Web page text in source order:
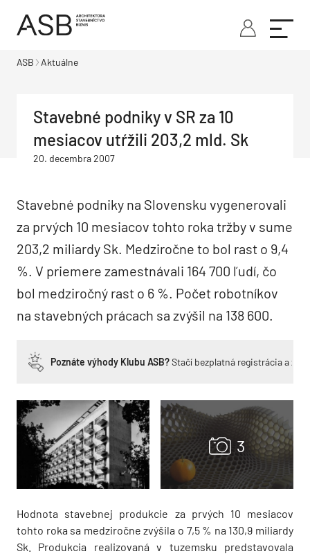
ASB Aktuálne
Stavebné podniky v SR za 10
mesiacov utŕžili 203,2 mld. Sk
20. decembra 2007
Stavebné podniky na Slovensku vygenerovali
za prvých 10 mesiacov tohto roka tržby v sume
203,2 miliardy Sk. Medziročne to bol rast o 9,4
%. V priemere zamestnávali 164 700 ľudí, čo
bol medziročný rast o 6 %. Počet robotníkov
na stavebných prácach sa zvýšil na 138 600.
Poznáte výhody Klubu ASB?Stačí bezplatná registrácia a
Hodnota stavebnej produkcie za prvých 10 mesiacov
tohto roka sa medziročne zvýšila o 7,5 % na 130,9 miliardy
Sk. Produkcia realizovaná v tuzemsku predstavovala